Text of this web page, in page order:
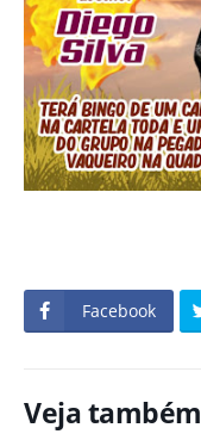
Facebook
Veja também